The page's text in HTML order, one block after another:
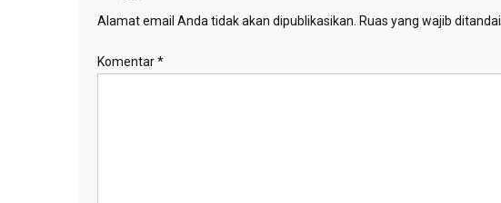
Alamat email Anda tidak akan dipublikasikan. Ruas yang wajib ditandai
Komentar*